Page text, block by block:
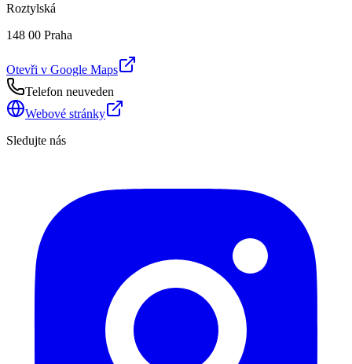
Roztylská
148 00 Praha
Otevři v Google Maps
Telefon neuveden
Webové stránky
Sledujte nás